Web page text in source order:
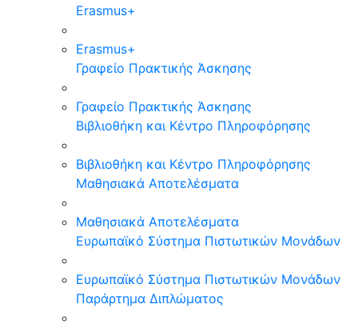
Erasmus+
Erasmus+
Γραφείο Πρακτικής Άσκησης
Γραφείο Πρακτικής Άσκησης
Βιβλιοθήκη και Κέντρο Πληροφόρησης
Βιβλιοθήκη και Κέντρο Πληροφόρησης
Μαθησιακά Αποτελέσματα
Μαθησιακά Αποτελέσματα
Ευρωπαϊκό Σύστημα Πιστωτικών Μονάδων
Ευρωπαϊκό Σύστημα Πιστωτικών Μονάδων
Παράρτημα Διπλώματος